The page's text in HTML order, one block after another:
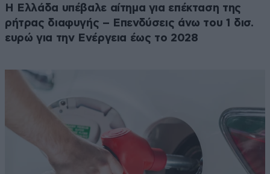
Η Ελλάδα υπέβαλε αίτημα για επέκταση της
ρήτρας διαφυγής – Επενδύσεις άνω του 1 δισ.
ευρώ για την Ενέργεια έως το 2028